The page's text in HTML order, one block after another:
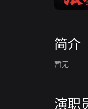
简介
暂无
演职